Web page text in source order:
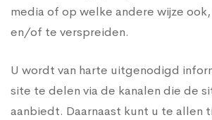
media of op welke andere wijze
en/of te verspreiden.
U wordt van harte uitgenodigd
site te delen via de kanalen die de
aanbiedt. Daarnaast kunt u te allen